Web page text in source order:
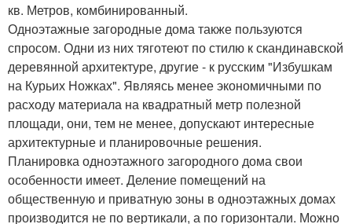
кв. Метров, комбинированный.
Одноэтажные загородные дома также пользуются
спросом. Одни из них тяготеют по стилю к скандинавской
деревянной архитектуре, другие - к русским "Избушкам
на Курьих Ножках". Являясь менее экономичными по
расходу материала на квадратный метр полезной
площади, они, тем не менее, допускают интересные
архитектурные и планировочные решения.
Планировка одноэтажного загородного дома свои
особенности имеет. Деление помещений на
общественную и приватную зоны в одноэтажных домах
производится не по вертикали, а по горизонтали. Можно